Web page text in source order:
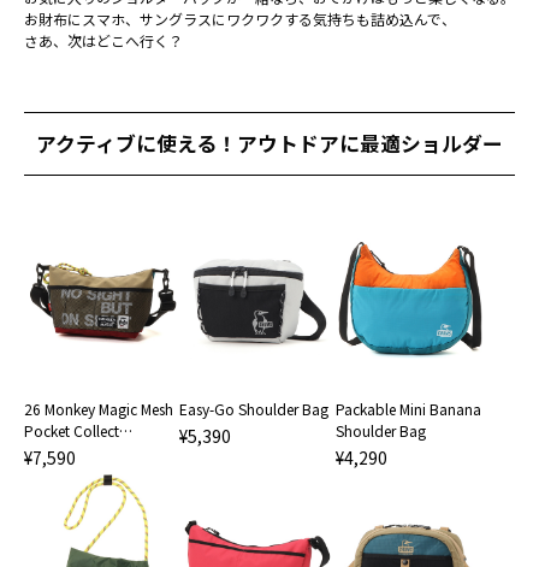
お財布にスマホ、サングラスにワクワクする気持ちも詰め込んで、
さあ、次はどこへ行く？
アクティブに使える！アウトドアに最適ショルダー
26 Monkey Magic Mesh
Pocket Collect
Shoulder Bag
¥7,590
Easy-Go Shoulder Bag
¥5,390
Packable Mini Banana
Shoulder Bag
¥4,290